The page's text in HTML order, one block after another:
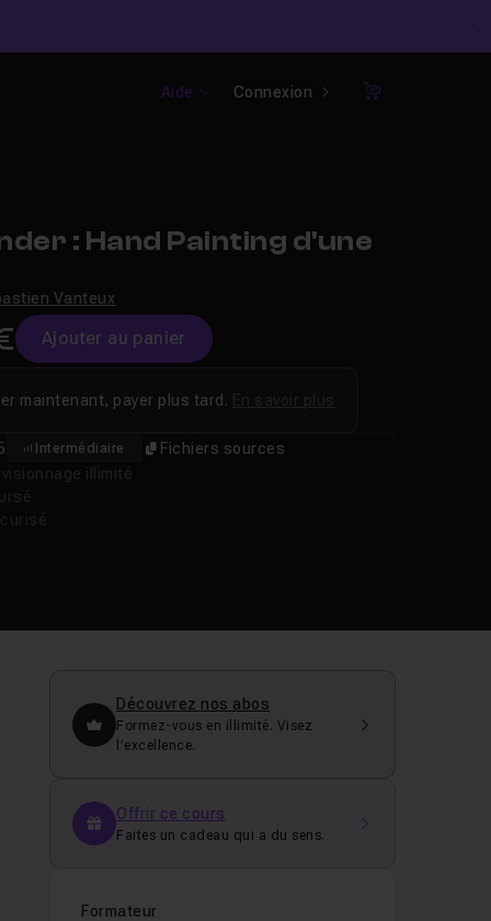
Aide Connexion
Panier
: Hand Painting d'une
Vanteux
Ajouter au panier
Intermédiaire Fichiers sources
maintenant, payer plus tard.
Découvrez nos abos
Formez-vous en illimité. Visez
l’excellence.
Offrir ce cours
Faites un cadeau qui a du sens.
Formateur